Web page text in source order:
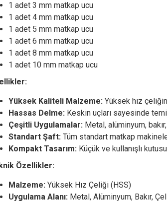
1 adet 3 mm matkap ucu
1 adet 4 mm matkap ucu
1 adet 5 mm matkap ucu
1 adet 6 mm matkap ucu
1 adet 8 mm matkap ucu
1 adet 10 mm matkap ucu
Yüksek Kaliteli Malzeme: Yüksek hız
Hassas Delme: Keskin uçları sayesinde
Çeşitli Uygulamalar: Metal, alüminyum,
Standart Şaft: Tüm standart matkap
Kompakt Tasarım: Küçük ve kullanışlı
Özellikler:
Malzeme: Yüksek Hız Çeliği (HSS)
Uygulama Alanı: Metal, Alüminyum, Bakır,